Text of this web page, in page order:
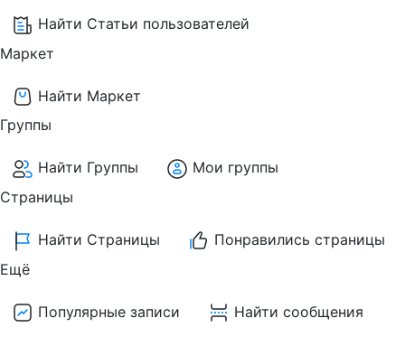
Найти Статьи пользователей
Маркет
Найти Маркет
Группы
Найти Группы
Мои группы
Страницы
Найти Страницы
Понравились страницы
Ещё
Популярные записи
Найти сообщения